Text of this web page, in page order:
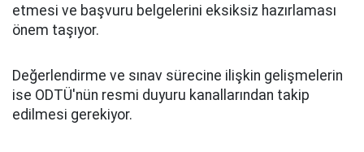
etmesi ve başvuru belgelerini eksiksiz hazırlaması
önem taşıyor.
Değerlendirme ve sınav sürecine ilişkin gelişmelerin
ise ODTÜ'nün resmi duyuru kanallarından takip
edilmesi gerekiyor.